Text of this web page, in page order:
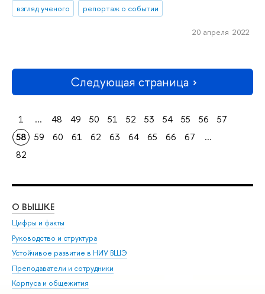
взгляд ученого
репортаж о событии
20 апреля 2022
Следующая страница
1 ... 48 49 50 51 52 53 54 55 56
57
58
59 60 61 62 63 64 65 66 67
...
82
О ВЫШКЕ
Цифры и факты
Руководство и структура
Устойчивое развитие в НИУ ВШЭ
Преподаватели и сотрудники
Корпуса и общежития